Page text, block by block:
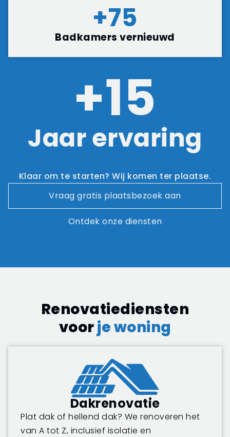
Badkamers vernieuwd
+75
Jaar ervaring
+15
Klaar om te starten? Wij komen ter plaatse.
Vraag gratis plaatsbezoek aan
Ontdek onze diensten
Renovatiediensten
voorje woning
Dakrenovatie
Plat dak of hellend dak? We renoveren het
van A tot Z, inclusief isolatie en